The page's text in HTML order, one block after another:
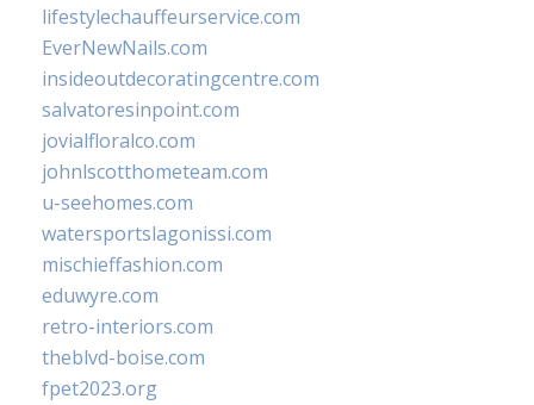
lifestylechauffeurservice.com
EverNewNails.com
insideoutdecoratingcentre.com
salvatoresinpoint.com
jovialfloralco.com
johnlscotthometeam.com
u-seehomes.com
watersportslagonissi.com
mischieffashion.com
eduwyre.com
retro-interiors.com
theblvd-boise.com
fpet2023.org